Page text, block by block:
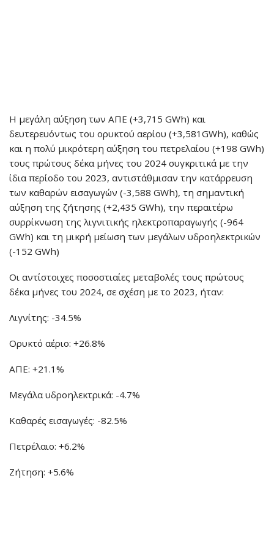
Η μεγάλη αύξηση των ΑΠΕ (+3,715 GWh) και
δευτερευόντως του ορυκτού αερίου (+3,581GWh), καθώς
και η πολύ μικρότερη αύξηση του πετρελαίου (+198 GWh)
τους πρώτους δέκα μήνες του 2024 συγκριτικά με την
ίδια περίοδο του 2023, αντιστάθμισαν την κατάρρευση
των καθαρών εισαγωγών (-3,588 GWh), τη σημαντική
αύξηση της ζήτησης (+2,435 GWh), την περαιτέρω
συρρίκνωση της λιγνιτικής ηλεκτροπαραγωγής (-964
GWh) και τη μικρή μείωση των μεγάλων υδροηλεκτρικών
(-152 GWh)
Οι αντίστοιχες ποσοστιαίες μεταβολές τους πρώτους
δέκα μήνες του 2024, σε σχέση με το 2023, ήταν:
Λιγνίτης: -34.5%
Ορυκτό αέριο: +26.8%
ΑΠΕ: +21.1%
Μεγάλα υδροηλεκτρικά: -4.7%
Καθαρές εισαγωγές: -82.5%
Πετρέλαιο: +6.2%
Ζήτηση: +5.6%